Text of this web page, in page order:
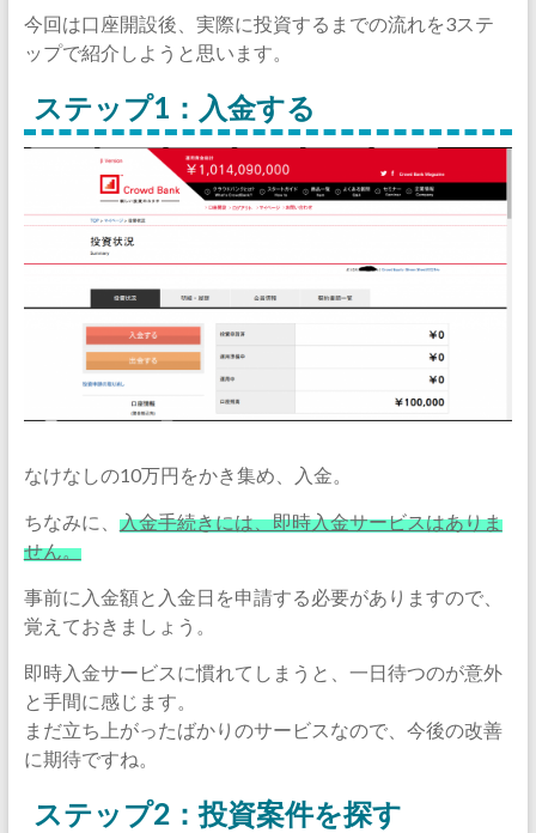
今回は口座開設後、実際に投資するまでの流れを3ステ
ップで紹介しようと思います。
ステップ1：入金する
なけなしの10万円をかき集め、入金。
ちなみに、 入金手続きには、即時入金サービスはありま
せん。
事前に入金額と入金日を申請する必要がありますので、
覚えておきましょう。
即時入金サービスに慣れてしまうと、一日待つのが意外
と手間に感じます。
まだ立ち上がったばかりのサービスなので、今後の改善
に期待ですね。
ステップ2：投資案件を探す